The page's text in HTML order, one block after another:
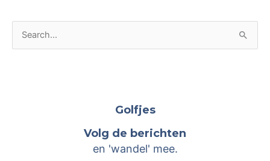
Golfjes
Volg de berichten
en 'wandel' mee.
r